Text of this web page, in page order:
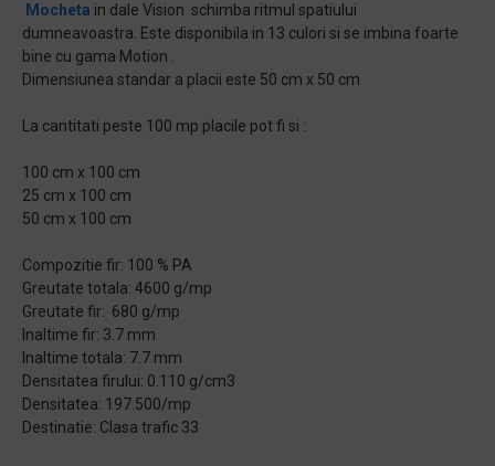
Mocheta in dale Vision schimba ritmul spatiului
dumneavoastra. Este disponibila in 13 culori si se imbina foarte
bine cu gama Motion .
Dimensiunea standar a placii este 50 cm x 50 cm
La cantitati peste 100 mp placile pot fi si :
100 cm x 100 cm
25 cm x 100 cm
50 cm x 100 cm
Compozitie fir: 100 % PA
Greutate totala: 4600 g/mp
Greutate fir: 680 g/mp
Inaltime fir: 3.7 mm
Inaltime totala: 7.7 mm
Densitatea firului: 0.110 g/cm3
Densitatea: 197.500/mp
Destinatie: Clasa trafic 33